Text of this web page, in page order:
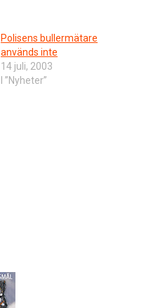
Polisens bullermätare
används inte
14 juli, 2003
I ”Nyheter”